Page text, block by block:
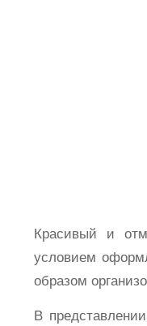
Красивый и
условием
образом
В